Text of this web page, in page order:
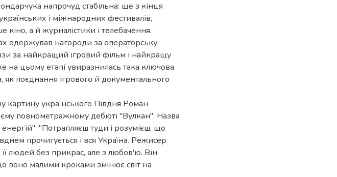
напрочуд стабільна: ще з кінця
і міжнародних фестивалів,
а й журналістики і телебачення.
одержував нагороди за операторську
за найкращий ігровий фільм і найкращу
на цьому етапі увиразнилась така ключова
як поєднання ігрового й документального
картину українського Півдня Роман
повнометражному дебюті "Вулкан". Назва
енергій": "Потрапляєш туди і розумієш, що
прочитується і вся Україна. Режисер
людей без прикрас, але з любов'ю. Він
воно малими кроками змінює світ на